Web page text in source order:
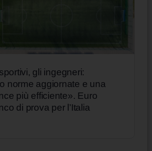
gli ingegneri:
norme aggiornate e una
più efficiente». Euro
di prova per l’Italia